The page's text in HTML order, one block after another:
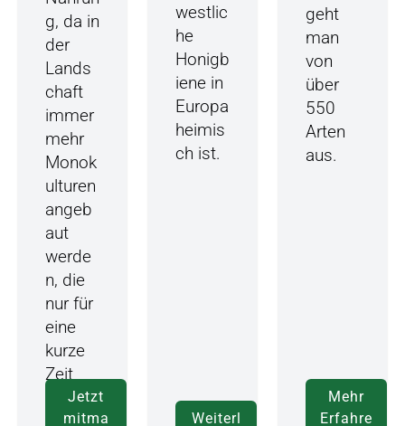
g, da in
der
Lands
chaft
immer
mehr
Monok
ulturen
angeb
aut
werde
n, die
nur für
eine
kurze
Zeit
blühen.
Jetzt
mitma
westlic
he
Honigb
iene in
Europa
heimis
ch ist.
Weiterl
geht
man
von
über
550
Arten
aus.
Mehr
Erfahre